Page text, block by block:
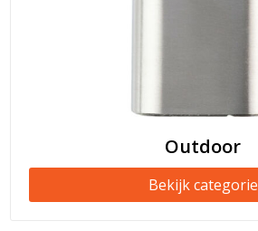
Outdoor
Bekijk categorie